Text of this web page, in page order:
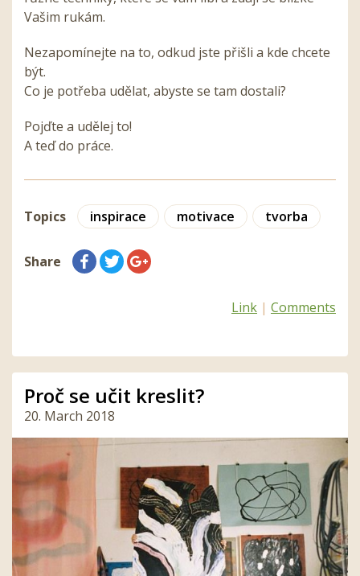
Vašim rukám.
Nezapomínejte na to, odkud jste přišli a kde chcete
být.
Co je potřeba udělat, abyste se tam dostali?
Pojďte a udělej to!
A teď do práce.
Topics inspirace motivace tvorba
Share
Link | Comments
Proč se učit kreslit?
20. March 2018